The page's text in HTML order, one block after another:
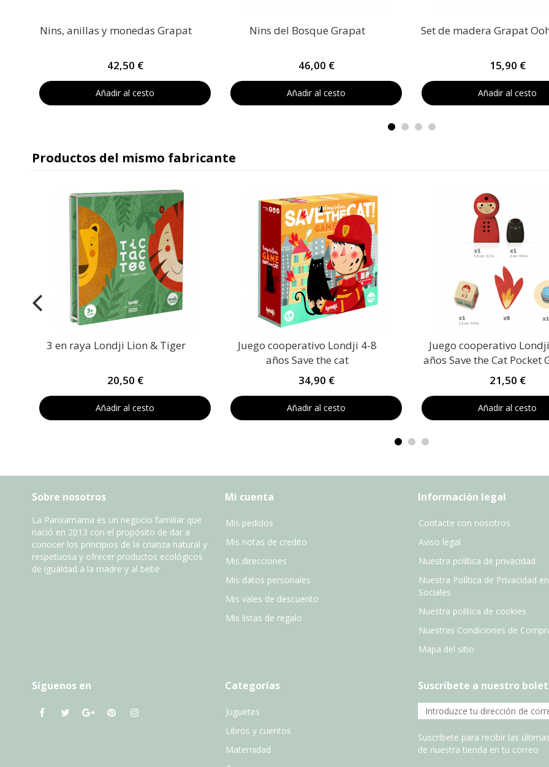
Nins, anillas y monedas Grapat
42,50 €
Añadir al cesto
Nins del Bosque Grapat
46,00 €
Añadir al cesto
Set de madera Grapat
15,90 €
Añadir al cesto
Productos del mismo fabricante
3 en raya Londji Lion & Tiger
20,50 €
Añadir al cesto
Juego cooperativo Londji 4-8
años Save the cat
34,90 €
Añadir al cesto
Juego cooperativo
años Save the Cat Pocket
21,50 €
Añadir al cesto
Sobre nosotros
La Panxamama es un negocio familiar que
nació en 2013 con el propósito de dar a
conocer los principios de la crianza natural y
respetuosa y ofrecer productos ecológicos
de igualdad a la madre y al bebé
Mi cuenta
Mis pedidos
Mis notas de credito
Mis direcciones
Mis datos personales
Mis vales de descuento
Mis listas de regalo
Información legal
Contacte con nosotros
Aviso legal
Nuestra política de privacidad
Nuestra Política de Privacidad
Sociales
Nuestra política de cookies
Nuestras Condiciones de
Mapa del sitio
Síguenos en Categorías
Juguetes
Libros y cuentos
Maternidad
Suscríbete a nuestro
Suscríbete para recibir las
de nuestra tienda en tu correo